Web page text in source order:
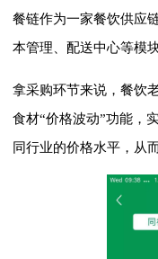
餐链作为一家餐饮供应
本管理、配送中心等模
拿采购环节来说，餐饮
食材“价格波动”功能，
同行业的价格水平，从